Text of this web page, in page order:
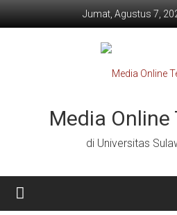
Jumat, Agustus 7,
Media Online
di Universitas